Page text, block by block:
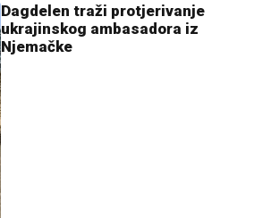
Dagdelen traži protjerivanje
ukrajinskog ambasadora iz
Njemačke